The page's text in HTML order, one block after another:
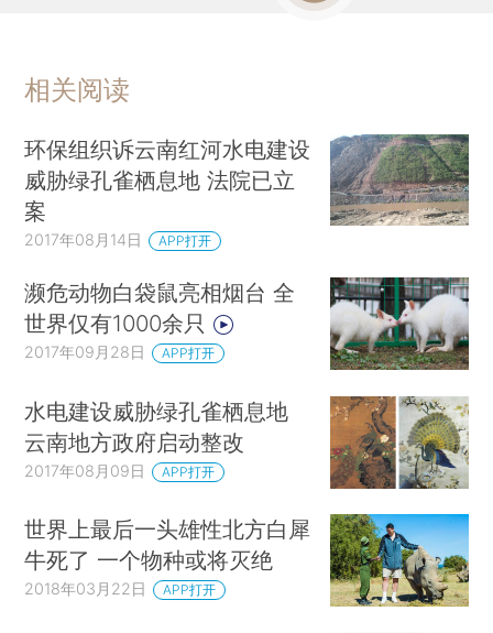
相关阅读
环保组织诉云南红河水电建设
威胁绿孔雀栖息地 法院已立
案
2017年08月14日 APP打开
濒危动物白袋鼠亮相烟台 全
世界仅有1000余只
2017年09月28日 APP打开
水电建设威胁绿孔雀栖息地
云南地方政府启动整改
2017年08月09日 APP打开
世界上最后一头雄性北方白犀
牛死了 一个物种或将灭绝
2018年03月22日 APP打开